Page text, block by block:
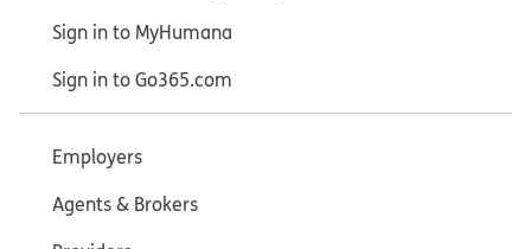
Sign in to MyHumana
Sign in to Go365.com
Employers
Agents & Brokers